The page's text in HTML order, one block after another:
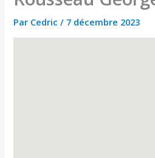
Par Cedric/ 7 décembre 2023